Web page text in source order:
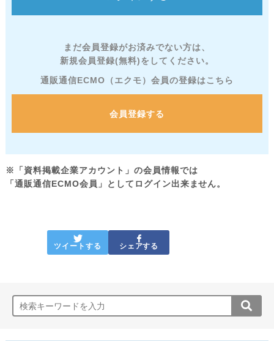
まだ会員登録がお済みでない方は、
新規会員登録(無料)をしてください。
通販通信ECMO（エクモ）会員の登録はこちら
会員登録する
※「資料掲載企業アカウント」の会員情報では
「通販通信ECMO会員」としてログイン出来ません。
ツイートする シェアする